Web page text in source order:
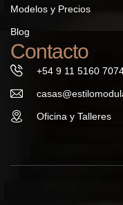
Modelos y Precios
Blog
Contacto
+54 9 11 5160
Oficina y Talleres